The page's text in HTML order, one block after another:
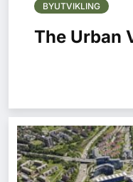
BYUTVIKLING
The Urban